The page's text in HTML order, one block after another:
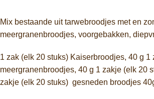
Mix bestaande uit tarwebroodjes met en
meergranenbroodjes, voorgebakken,
1 zak (elk 20 stuks) Kaiserbroodjes, 40 g 1
meergranenbroodjes, 40 g 1 zakje (elk 20
zakje (elk 20 stuks) gesneden broodjes